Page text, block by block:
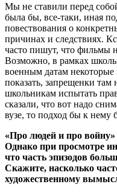
Мы не ставили перед
была бы, все-таки, иная
повествования о
причинах и следствиях.
часто пишут, что фильмы
Возможно, в рамках
военным датам
показать, запрещенки
школьникам испытать
сказали, что вот надо
вузе, то подход бы к нему
«Про людей и про
Однако при просмотре
что часть эпизодов
Скажите, насколько
художественному